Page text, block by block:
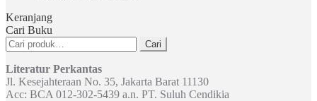
Keranjang
Cari Buku
Pencarian
untuk:
Cari
Literatur Perkantas
Jl. Kesejahteraan No. 35, Jakarta Barat 11130
Acc: BCA 012-302-5439 a.n. PT. Suluh Cendikia